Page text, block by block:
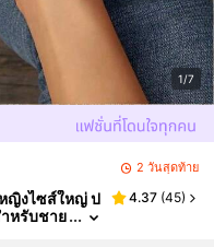
1/7
2 วันสุดท้าย
ญิงไซส์ใหญ่ ป
หรับชาย
4.37 (45)